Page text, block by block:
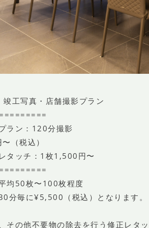
竣工写真・店舗撮影プラン
ラン：120分撮影
（税込）
ッチ：1枚1,500円〜
均50枚〜100枚程度
分毎に¥5,500（税込）となります。
その他不要物の除去を行う修正レタ